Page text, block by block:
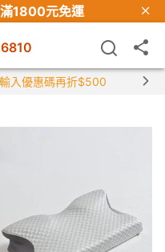
1800元免運
入優惠碼再折$500